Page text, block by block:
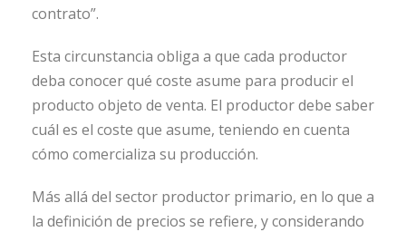
contrato”.
Esta circunstancia obliga a que cada productor
deba conocer qué coste asume para producir el
producto objeto de venta. El productor debe saber
cuál es el coste que asume, teniendo en cuenta
cómo comercializa su producción.
Más allá del sector productor primario, en lo que a
la definición de precios se refiere, y considerando